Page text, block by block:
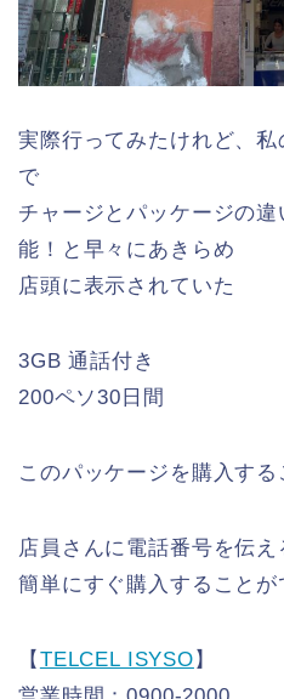
実際行ってみたけれど、
で
チャージとパッケージの
能！と早々にあきらめ
店頭に表示されていた
3GB 通話付き
200ペソ30日間
このパッケージを購入する
店員さんに電話番号を伝え
簡単にすぐ購入することが
【 TELCEL ISYSO 】